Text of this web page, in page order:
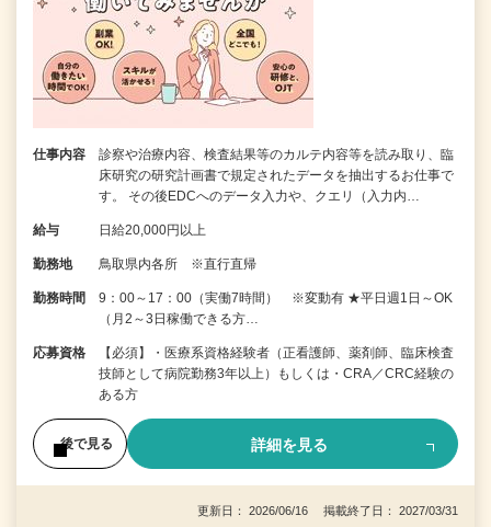
仕事内容
診察や治療内容、検査結果等のカルテ内容等を読み取り、臨
床研究の研究計画書で規定されたデータを抽出するお仕事で
す。 その後EDCへのデータ入力や、クエリ（入力内…
給与 日給20,000円以上
勤務地 鳥取県内各所 ※直行直帰
勤務時間
9：00～17：00（実働7時間） ※変動有 ★平日週1日～OK
（月2～3日稼働できる方…
応募資格
【必須】・医療系資格経験者（正看護師、薬剤師、臨床検査
技師として病院勤務3年以上）もしくは・CRA／CRC経験の
ある方
後で見る 詳細を見る
更新日： 2026/06/16 掲載終了日： 2027/03/31